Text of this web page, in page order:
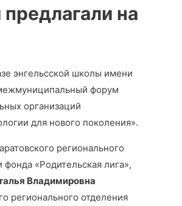
на
энгельсской школы имени
форум
организаций
для нового поколения».
регионального
«Родительская лига»,
Владимировна
регионального отделения